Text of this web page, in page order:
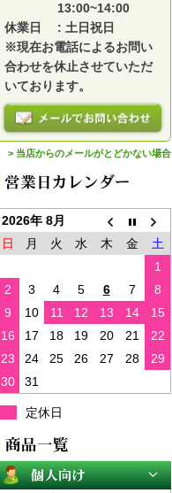
13:00~14:00
休業日 : 土日祝日
※現在お電話によるお問い
合わせを休止させていただ
いております。
> 当店からのメールがとどかない場合
2026年 8月
日
月 火 水 木 金
土
1
2
3 4 5 6 7
8
9
10 11 12 13 14
15
16
17 18 19 20 21
22
23
24 25 26 27 28
29
30
31
定休日